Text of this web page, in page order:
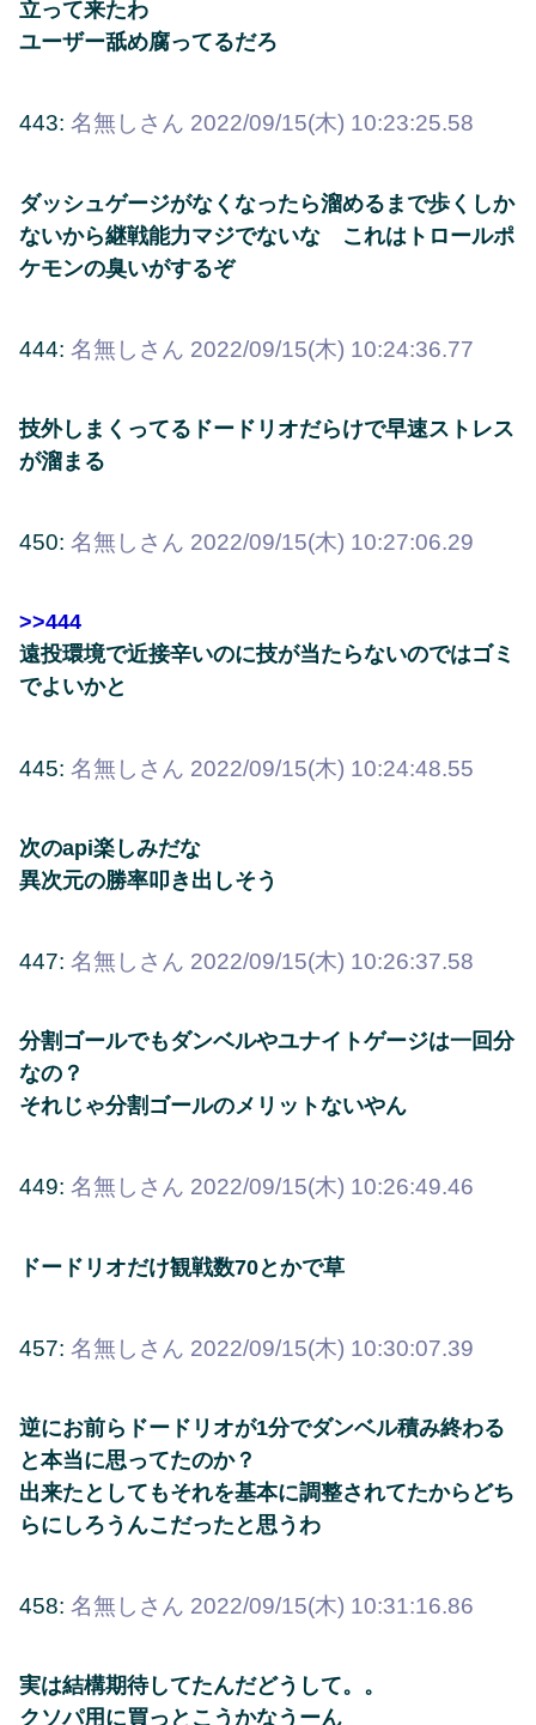
立って来たわ
ユーザー舐め腐ってるだろ
443: 名無しさん 2022/09/15(木) 10:23:25.58
ダッシュゲージがなくなったら溜めるまで歩くしか
ないから継戦能力マジでないな これはトロールポ
ケモンの臭いがするぞ
444: 名無しさん 2022/09/15(木) 10:24:36.77
技外しまくってるドードリオだらけで早速ストレス
が溜まる
450: 名無しさん 2022/09/15(木) 10:27:06.29
>>444
遠投環境で近接辛いのに技が当たらないのではゴミ
でよいかと
445: 名無しさん 2022/09/15(木) 10:24:48.55
次のapi楽しみだな
異次元の勝率叩き出しそう
447: 名無しさん 2022/09/15(木) 10:26:37.58
分割ゴールでもダンベルやユナイトゲージは一回分
なの？
それじゃ分割ゴールのメリットないやん
449: 名無しさん 2022/09/15(木) 10:26:49.46
ドードリオだけ観戦数70とかで草
457: 名無しさん 2022/09/15(木) 10:30:07.39
逆にお前らドードリオが1分でダンベル積み終わる
と本当に思ってたのか？
出来たとしてもそれを基本に調整されてたからどち
らにしろうんこだったと思うわ
458: 名無しさん 2022/09/15(木) 10:31:16.86
実は結構期待してたんだどうして。。
クソパ用に買っとこうかなうーん